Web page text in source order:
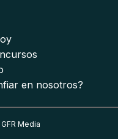
en nosotros?
Media